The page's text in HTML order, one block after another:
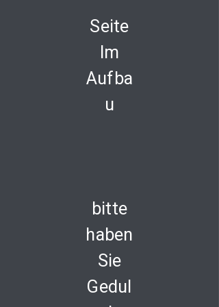
Seite
Im
Aufba
u
bitte
haben
Sie
Gedul